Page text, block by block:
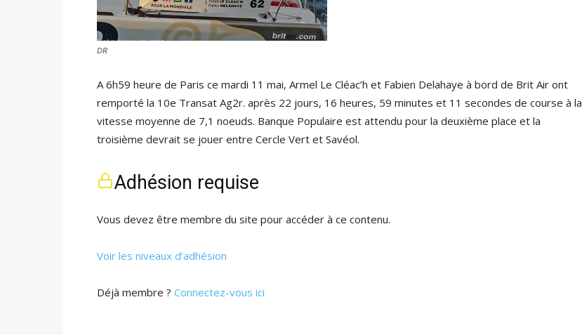
DR
A 6h59 heure de Paris ce mardi 11 mai, Armel Le Cléac’h et Fabien Delahaye à bord de Brit Air ont
remporté la 10e Transat Ag2r. après 22 jours, 16 heures, 59 minutes et 11 secondes de course à la
vitesse moyenne de 7,1 noeuds. Banque Populaire est attendu pour la deuxième place et la
troisième devrait se jouer entre Cercle Vert et Savéol.
Adhésion requise
Vous devez être membre du site pour accéder à ce contenu.
Voir les niveaux d’adhésion
Déjà membre ? Connectez-vous ici